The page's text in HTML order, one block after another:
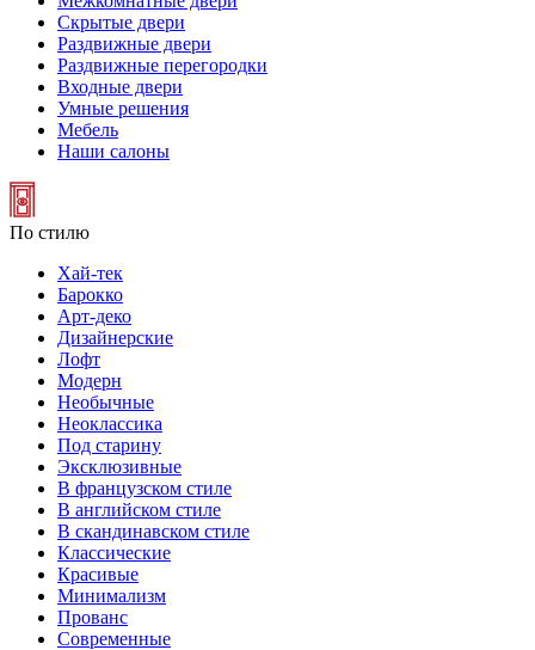
Скрытые двери
Раздвижные двери
Раздвижные перегородки
Входные двери
Умные решения
Мебель
Наши салоны
По стилю
Хай-тек
Барокко
Арт-деко
Дизайнерские
Лофт
Модерн
Необычные
Неоклассика
Под старину
Эксклюзивные
В французском стиле
В английском стиле
В скандинавском стиле
Классические
Красивые
Минимализм
Прованс
Современные